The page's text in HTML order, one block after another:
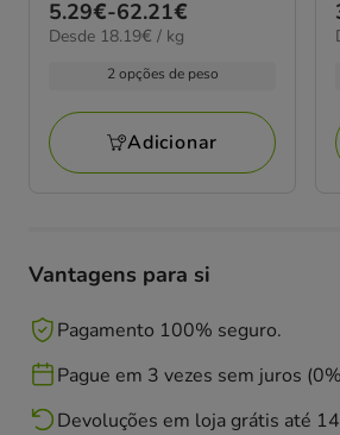
estrelas
com
Preço
de
62.21€
5.29€-62.21€
18.19€
Desde 18.19€ / kg
2 opções de peso
Adicionar
Vantagens para si
Pagamento 100% seguro.
Pague em 3 vezes sem juros
Devoluções em loja grátis até